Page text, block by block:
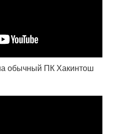
обычный ПК Хакинтош